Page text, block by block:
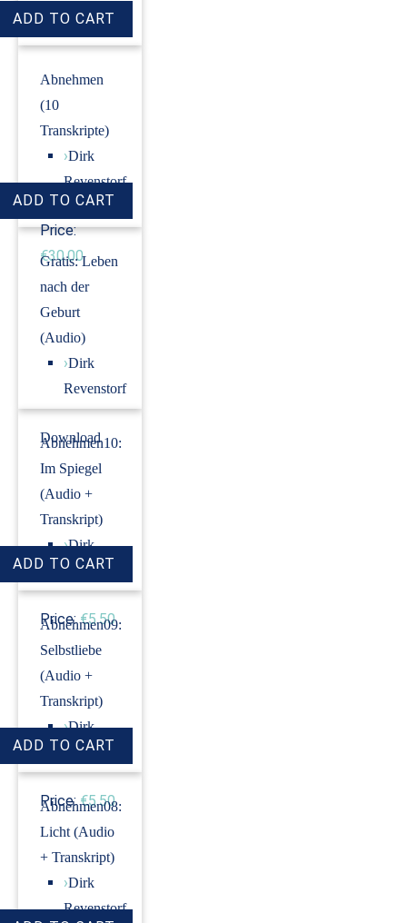
Price: €6.00
Abnehmen
(10
Transkripte)
›Dirk
Revenstorf
Price:
€30.00
Gratis: Leben
nach der
Geburt
(Audio)
›Dirk
Revenstorf
Download
Abnehmen10:
Im Spiegel
(Audio +
Transkript)
›Dirk
Revenstorf
Price: €5.50
Abnehmen09:
Selbstliebe
(Audio +
Transkript)
›Dirk
Revenstorf
Price: €5.50
Abnehmen08:
Licht (Audio
+ Transkript)
›Dirk
Revenstorf